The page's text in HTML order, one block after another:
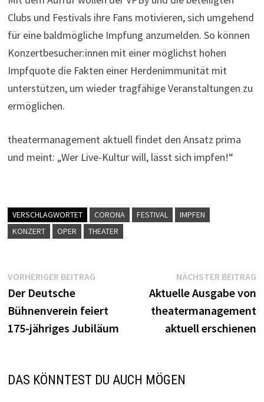
Clubs und Festivals ihre Fans motivieren, sich umgehend
für eine baldmögliche Impfung anzumelden. So können
Konzertbesucher:innen mit einer möglichst hohen
Impfquote die Fakten einer Herdenimmunität mit
unterstützen, um wieder tragfähige Veranstaltungen zu
ermöglichen.
theatermanagement aktuell findet den Ansatz prima
und meint: „Wer Live-Kultur will, lässt sich impfen!“
VERSCHLAGWORTET CORONA FESTIVAL
IMPFEN
KONZERT
OPER THEATER
Beitragsnavigation
VORHERIGER BEITRAG
Der Deutsche
Bühnenverein feiert
175-jähriges Jubiläum
NÄCHSTER BEITRAG
Aktuelle Ausgabe von
theatermanagement
aktuell erschienen
DAS KÖNNTEST DU AUCH MÖGEN